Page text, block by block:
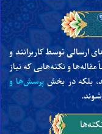
ارسالی توسط کاربرانند و
و نکته‌هایی که نیاز
بلکه در بخشپرسش‌ها و